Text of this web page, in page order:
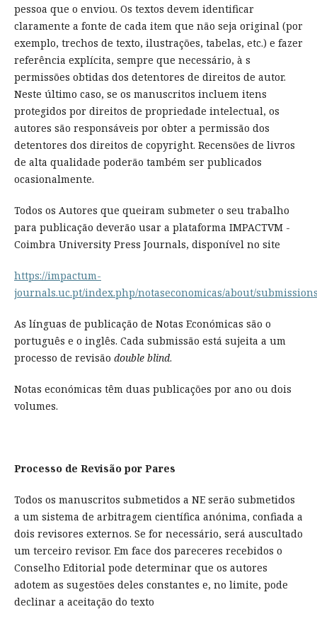
pessoa que o enviou. Os textos devem identificar
claramente a fonte de cada item que não seja original (por
exemplo, trechos de texto, ilustrações, tabelas, etc.) e fazer
referência explícita, sempre que necessário, à s
permissões obtidas dos detentores de direitos de autor.
Neste último caso, se os manuscritos incluem itens
protegidos por direitos de propriedade intelectual, os
autores são responsáveis por obter a permissão dos
detentores dos direitos de copyright. Recensões de livros
de alta qualidade poderão também ser publicados
ocasionalmente.
Todos os Autores que queiram submeter o seu trabalho
para publicação deverão usar a plataforma IMPACTVM -
Coimbra University Press Journals, disponível no site
https://impactum-
journals.uc.pt/index.php/notaseconomicas/about/
As línguas de publicação de Notas Económicas são o
português e o inglês. Cada submissão está sujeita a um
processo de revisão double blind.
Notas económicas têm duas publicações por ano ou dois
volumes.
Processo de Revisão por Pares
Todos os manuscritos submetidos a NE serão submetidos
a um sistema de arbitragem científica anónima, confiada a
dois revisores externos. Se for necessário, será auscultado
um terceiro revisor. Em face dos pareceres recebidos o
Conselho Editorial pode determinar que os autores
adotem as sugestões deles constantes e, no limite, pode
declinar a aceitação do texto